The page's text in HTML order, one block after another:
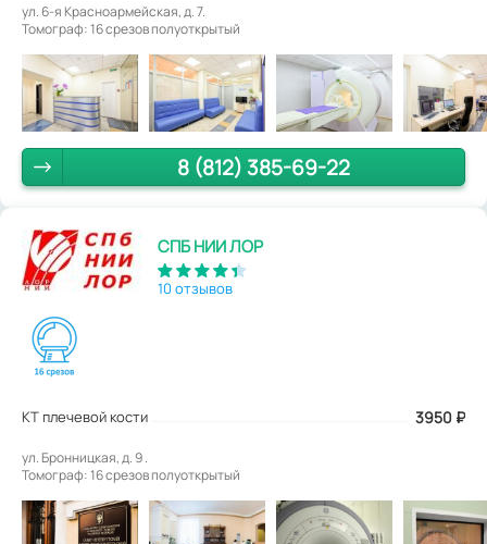
ул. 6-я Красноармейская, д. 7.
Томограф: 16 срезов полуоткрытый
8 (812) 385-69-22
СПБ НИИ ЛОР
10 отзывов
КТ плечевой кости 3950 ₽
ул. Бронницкая, д. 9 .
Томограф: 16 срезов полуоткрытый